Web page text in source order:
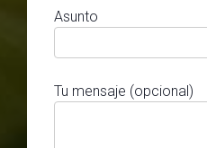
Asunto
Tu mensaje (opcional)